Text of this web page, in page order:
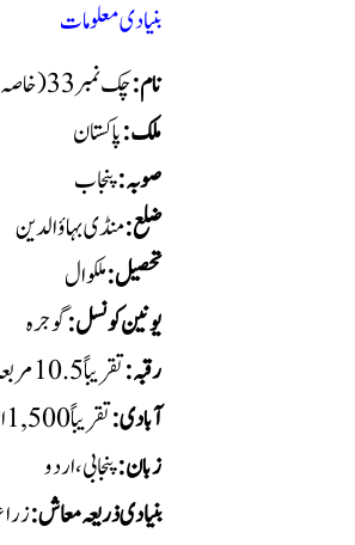
بنیادی معلومات
نام:چک نمبر 33 ( خاصہ چک)
ملک:پاکستان
صوبہ:پنجاب
ضلع:منڈی بہاؤالدین
تحصیل:ملکوال
یونین کونسل:گوجرہ
رقبہ:تقریباً 10.5 مربعہ
آبادی:تقریباً 1,500 افراد
زبان:پنجابی، اردو
بنیادی ذریعہ معاش: